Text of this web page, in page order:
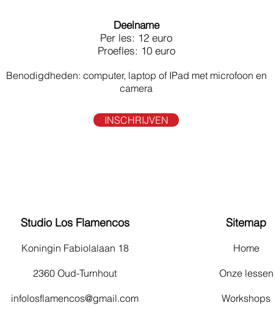
Deelname
Per les: 12 euro
Proefles: 10 euro
Benodigdheden: computer, laptop of IPad met microfoon en
camera
INSCHRIJVEN
Studio Los Flamencos
Koningin Fabiolalaan 18
2360 Oud-Turnhout
infolosflamencos@gmail.com
Sitemap
Home
Onze lessen
Workshops